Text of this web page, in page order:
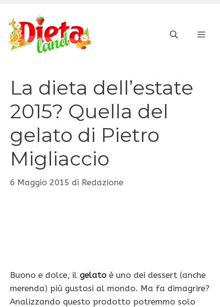
contenuto
La dieta dell’estate
2015? Quella del
gelato di Pietro
Migliaccio
6 Maggio 2015 di Redazione
Buono e dolce, il gelato è uno dei dessert (anche
merenda) più gustosi al mondo. Ma fa dimagrire?
Analizzando questo prodotto potremmo solo